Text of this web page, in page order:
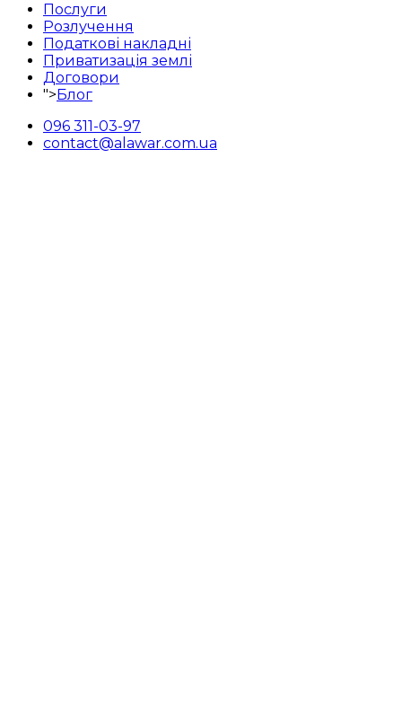
Послуги
Розлучення
Податкові накладні
Приватизація землі
Договори
">Блог
096 311-03-97
contact@alawar.com.ua